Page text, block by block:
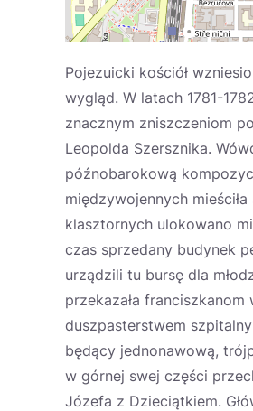
Pojezuicki kościół
wygląd. W latach 1781-
znacznym zniszczeniom
Leopolda Szersznika.
późnobarokową
międzywojennych
klasztornych ulokowano
czas sprzedany budynek
urządzili tu bursę dla
przekazała
duszpasterstwem
będący jednonawową,
w górnej swej części
Józefa z Dzieciątkiem.